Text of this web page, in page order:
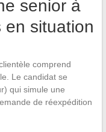
senior à
en situation
comprend
Le candidat se
qui simule une
de réexpédition